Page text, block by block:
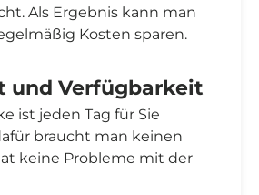
Als Ergebnis kann man
Kosten sparen.
und Verfügbarkeit
ist jeden Tag für Sie
braucht man keinen
keine Probleme mit der